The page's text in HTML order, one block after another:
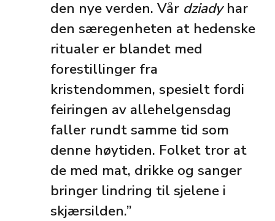
den nye verden. Vår dziadyhar
den særegenheten at hedenske
ritualer er blandet med
forestillinger fra
kristendommen, spesielt fordi
feiringen av allehelgensdag
faller rundt samme tid som
denne høytiden. Folket tror at
de med mat, drikke og sanger
bringer lindring til sjelene i
skjærsilden.”